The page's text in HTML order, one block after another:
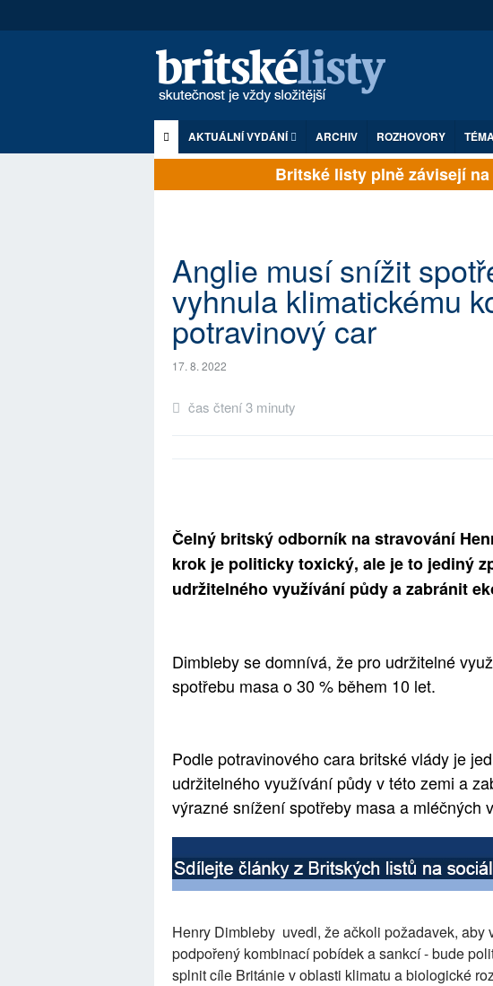
AKTUÁLNÍ VYDÁNÍ ARCHIV ROZHOVORY
Britské listy plně závisejí na
Anglie musí snížit
vyhnula klimatickému
potravinový car
17. 8. 2022
čas čtení 3 minuty
Čelný britský odborník na stravování
krok je politicky toxický, ale je to jediný
udržitelného využívání půdy a zabránit
Dimbleby se domnívá, že pro udržitelné
spotřebu masa o 30 % během 10 let.
Podle potravinového cara britské vlády je
udržitelného využívání půdy v této zemi a
výrazné snížení spotřeby masa a mléčných
Henry Dimbleby uvedl, že ačkoli požadavek, aby
podpořený kombinací pobídek a sankcí - bude
splnit cíle Británie v oblasti klimatu a biologické